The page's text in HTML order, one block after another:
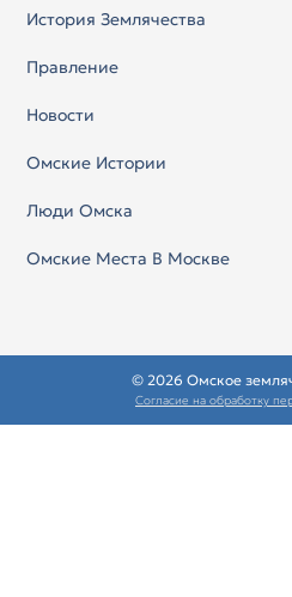
История Землячества
Правление
Новости
Омские Истории
Люди Омска
Омские Места В Москве
© 2026 Омское
Согласие на обработку